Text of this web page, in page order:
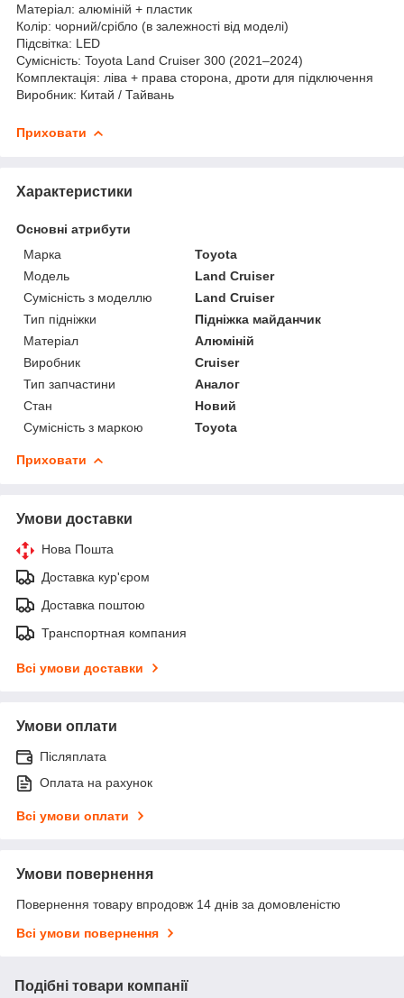
Матеріал: алюміній + пластик
Колір: чорний/срібло (в залежності від моделі)
Підсвітка: LED
Сумісність: Toyota Land Cruiser 300 (2021–2024)
Комплектація: ліва + права сторона, дроти для підключення
Виробник: Китай / Тайвань
Приховати
Характеристики
Основні атрибути
Марка
Toyota
Модель
Land Cruiser
Сумісність з моделлю
Land Cruiser
Тип підніжки
Підніжка майданчик
Матеріал
Алюміній
Виробник
Cruiser
Тип запчастини
Аналог
Стан
Новий
Сумісність з маркою
Toyota
Приховати
Умови доставки
Нова Пошта
Доставка кур'єром
Доставка поштою
Транспортная компания
Всі умови доставки
Умови оплати
Післяплата
Оплата на рахунок
Всі умови оплати
Умови повернення
Повернення товару впродовж 14 днів за домовленістю
Всі умови повернення
Подібні товари компанії